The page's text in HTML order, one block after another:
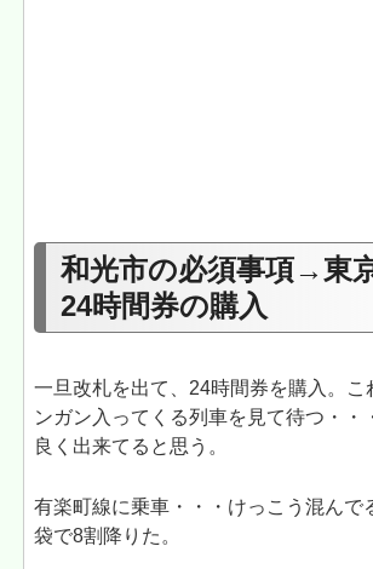
和光市の必須事項→東
24時間券の購入
一旦改札を出て、24時間券を購入。こ
ンガン入ってくる列車を見て待つ・・
良く出来てると思う。
有楽町線に乗車・・・けっこう混んで
袋で8割降りた。